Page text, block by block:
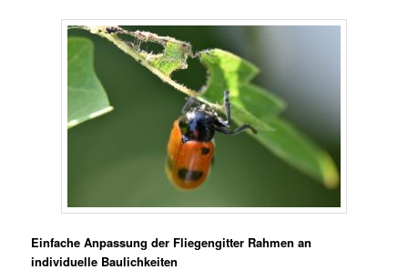
Einfache Anpassung der Fliegengitter Rahmen an
individuelle Baulichkeiten